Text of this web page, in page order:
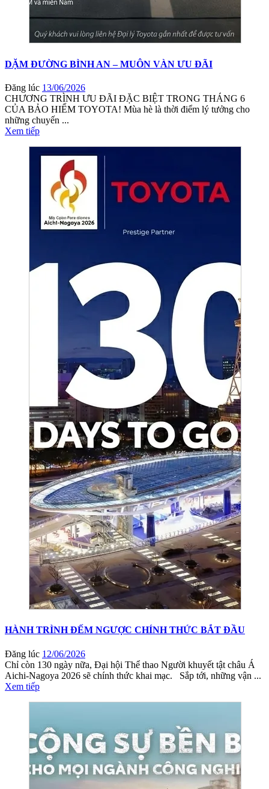
DẶM ĐƯỜNG BÌNH AN – MUÔN VÀN ƯU ĐÃI
Đăng lúc 13/06/2026
CHƯƠNG TRÌNH ƯU ĐÃI ĐẶC BIỆT TRONG THÁNG 6
CỦA BẢO HIỂM TOYOTA! Mùa hè là thời điểm lý tưởng cho
những chuyến ...
Xem tiếp
HÀNH TRÌNH ĐẾM NGƯỢC CHÍNH THỨC BẮT ĐẦU
Đăng lúc 12/06/2026
Chỉ còn 130 ngày nữa, Đại hội Thể thao Người khuyết tật châu Á
Aichi-Nagoya 2026 sẽ chính thức khai mạc. Sắp tới, những vận ...
Xem tiếp